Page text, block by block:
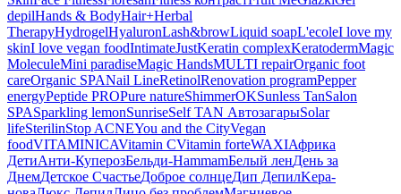
depilHands & BodyHair+Herbal
TherapyHydrogelHyaluronLash&browLiquid soapL'ecoleI love my
skinI love vegan foodIntimateJustKeratin complexKeratodermMagic
MoleculeMini paradiseMagic HandsMULTI repairOrganic foot
careOrganic SPANail LineRetinolRenovation programPepper
energyPeptide PROPure natureShimmerOKSunless TanSalon
SPASparkling lemonSunriseSelf TAN АвтозагарыSolar
lifeSterilinStop ACNEYou and the CityVegan
foodVITAMINICAVitamin CVitamin forteWAXIАфрика
ДетиАнти-КуперозБельди-HammamБелый ленДень за
ДнемДетское СчастьеДоброе солнцеДип ДепилKepa-